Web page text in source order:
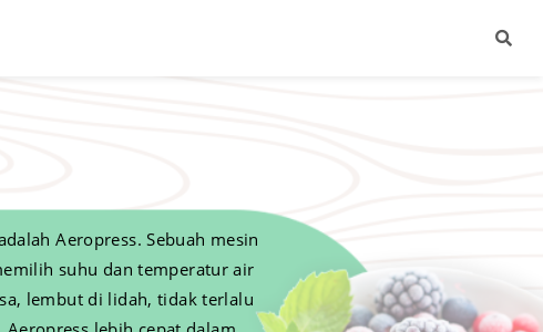
Aeropress. Sebuah mesin
suhu dan temperatur air
lembut di lidah, tidak terlalu